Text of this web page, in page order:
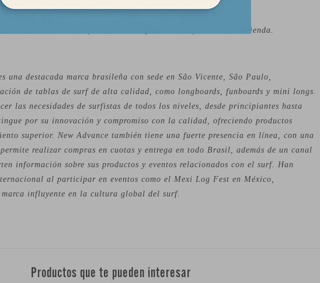
entre la foto de la web y el tablón que está en la tienda.
una destacada marca brasileña con sede en São Vicente, São Paulo,
de tablas de surf de alta calidad, como longboards, funboards y mini longs.
las necesidades de surfistas de todos los niveles, desde principiantes hasta
por su innovación y compromiso con la calidad, ofreciendo productos
superior. New Advance también tiene una fuerte presencia en línea, con una
realizar compras en cuotas y entrega en todo Brasil, además de un canal
información sobre sus productos y eventos relacionados con el surf. Han
al participar en eventos como el Mexi Log Fest en México,
marca influyente en la cultura global del surf.
Productos que te pueden interesar